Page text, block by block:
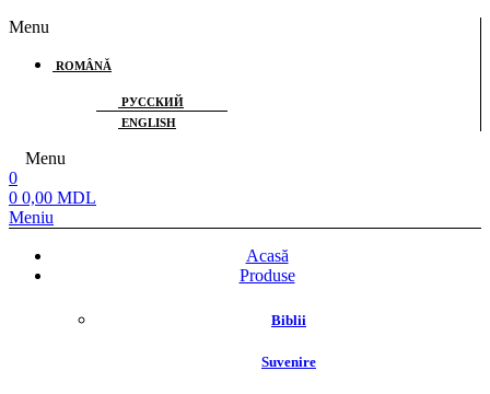
Menu
ROMÂNĂ
РУССКИЙ
ENGLISH
Menu
0
0 0,00 MDL
Meniu
Acasă
Produse
Biblii
Suvenire